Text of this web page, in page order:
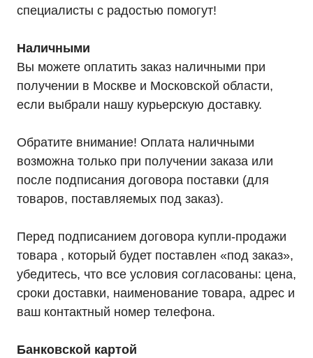
специалисты с радостью помогут!
Наличными
Вы можете оплатить заказ наличными при
получении в Москве и Московской области,
если выбрали нашу курьерскую доставку.
Обратите внимание! Оплата наличными
возможна только при получении заказа или
после подписания договора поставки (для
товаров, поставляемых под заказ).
Перед подписанием договора купли-продажи
товара , который будет поставлен «под заказ»,
убедитесь, что все условия согласованы: цена,
сроки доставки, наименование товара, адрес и
ваш контактный номер телефона.
Банковской картой
Мы являемся
официальным
дилером «HIDEN"
Телефон: Почта:
info@ibp-hiden.ru
Оставьте заявку на подбор ИБП
и наши менеджеры помогут вам
подобрать подходящий вариант
Оставить заявку